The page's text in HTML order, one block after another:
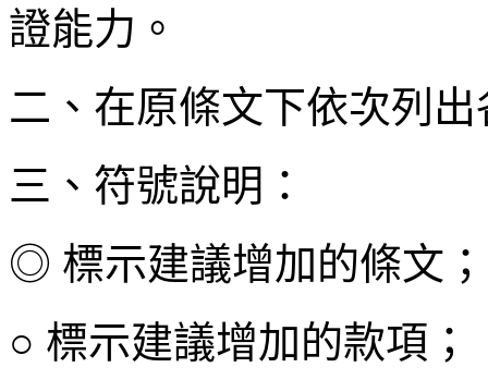
證能力。
二、在原條文下依次列
三、符號說明：
◎ 標示建議增加的條文；
○ 標示建議增加的款項；